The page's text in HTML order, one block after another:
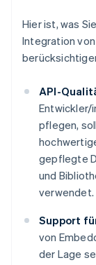
Hier ist, was
Integration
API-
Entwickler/
pflegen,
gepflegte
und
verwendet.
Support
von
der Lage